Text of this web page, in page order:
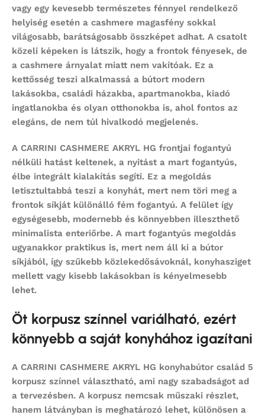
vagy egy kevesebb természetes fénnyel rendelkező
helyiség esetén a cashmere magasfény sokkal
világosabb, barátságosabb összképet adhat. A csatolt
közeli képeken is látszik, hogy a frontok fényesek, de
a cashmere árnyalat miatt nem vakítóak. Ez a
kettősség teszi alkalmassá a bútort modern
lakásokba, családi házakba, apartmanokba, kiadó
ingatlanokba és olyan otthonokba is, ahol fontos az
elegáns, de nem túl hivalkodó megjelenés.
A CARRINI CASHMERE AKRYL HG frontjai fogantyú
nélküli hatást keltenek, a nyitást a mart fogantyús,
élbe integrált kialakítás segíti. Ez a megoldás
letisztultabbá teszi a konyhát, mert nem töri meg a
frontok síkját különálló fém fogantyú. A felület így
egységesebb, modernebb és könnyebben illeszthető
minimalista enteriőrbe. A mart fogantyús megoldás
ugyanakkor praktikus is, mert nem áll ki a bútor
síkjából, így szűkebb közlekedősávoknál, konyhasziget
mellett vagy kisebb lakásokban is kényelmesebb
lehet.
Öt korpusz színnel variálható, ezért
könnyebb a saját konyhához igazítani
A CARRINI CASHMERE AKRYL HG konyhabútor család 5
korpusz színnel választható, ami nagy szabadságot ad
a tervezésben. A korpusz nemcsak műszaki részlet,
hanem látványban is meghatározó lehet, különösen a